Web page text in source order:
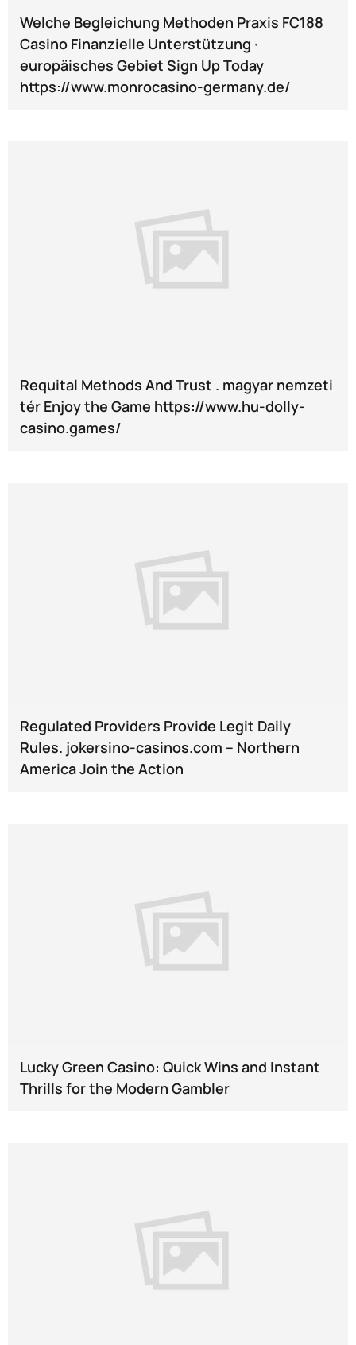
Welche Begleichung Methoden Praxis FC188
Casino Finanzielle Unterstützung ·
europäisches Gebiet Sign Up Today
https://www.monrocasino-germany.de/
Requital Methods And Trust . magyar nemzeti
tér Enjoy the Game https://www.hu-dolly-
casino.games/
Regulated Providers Provide Legit Daily
Rules. jokersino-casinos.com – Northern
America Join the Action
Lucky Green Casino: Quick Wins and Instant
Thrills for the Modern Gambler